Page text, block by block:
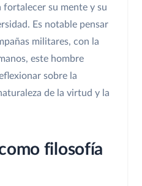
fortalecer su mente y su
Es notable pensar
militares, con la
este hombre
sobre la
de la virtud y la
filosofía